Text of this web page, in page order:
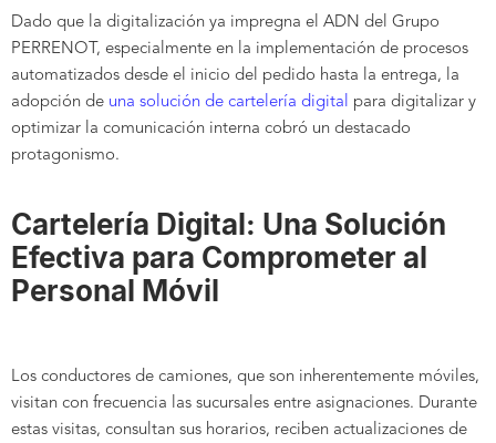
Dado que la digitalización ya impregna el ADN del Grupo
PERRENOT, especialmente en la implementación de procesos
automatizados desde el inicio del pedido hasta la entrega, la
adopción de una solución de cartelería digital para digitalizar y
optimizar la comunicación interna cobró un destacado
protagonismo.
Cartelería Digital: Una Solución
Efectiva para Comprometer al
Personal Móvil
Los conductores de camiones, que son inherentemente móviles,
visitan con frecuencia las sucursales entre asignaciones. Durante
estas visitas, consultan sus horarios, reciben actualizaciones de